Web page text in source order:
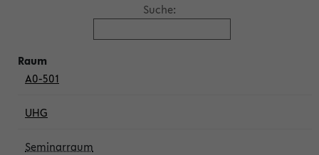
Suche:
A0-501
UHG
Seminarraum